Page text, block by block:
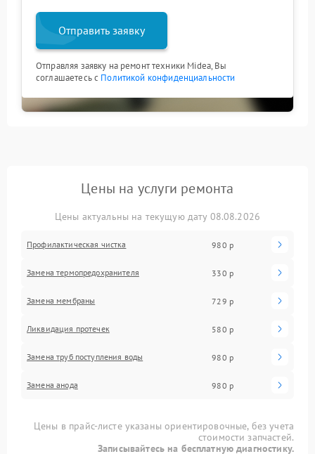
Отправить заявку
Отправляя заявку на ремонт техники Midea, Вы
соглашаетесь с Политикой конфиденциальности
Цены на услуги ремонта
Цены актуальны на текущую дату 08.08.2026
Профилактическая чистка 980 р
Замена термопредохранителя 330 р
Замена мембраны 729 р
Ликвидация протечек 580 р
Замена труб поступления воды 980 р
Замена анода 980 р
Цены в прайс-листе указаны ориентировочные, без учета
стоимости запчастей.
Записывайтесь на бесплатную диагностику.